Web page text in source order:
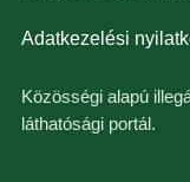
Adatkezelési
Közösségi alapú
láthatósági portál.